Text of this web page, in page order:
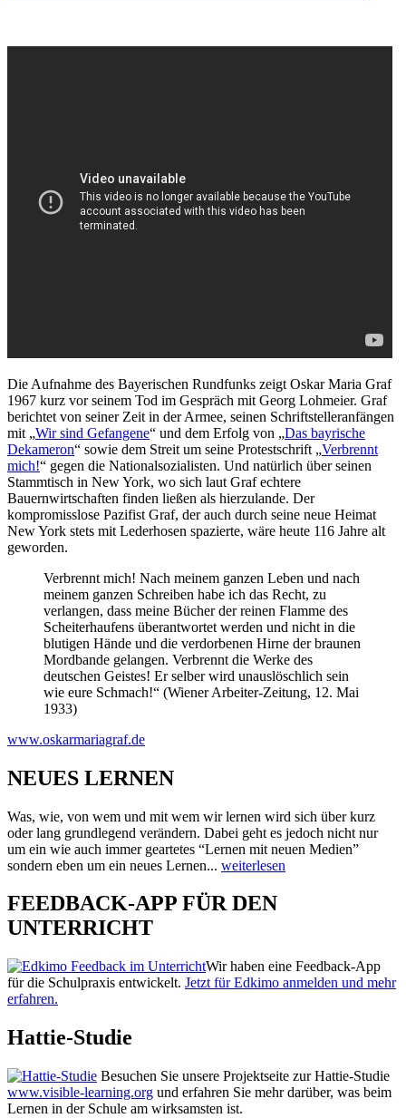
Die Aufnahme des Bayerischen Rundfunks zeigt Oskar Maria Graf
1967 kurz vor seinem Tod im Gespräch mit Georg Lohmeier. Graf
berichtet von seiner Zeit in der Armee, seinen Schriftstelleranfängen
mit „Wir sind Gefangene“ und dem Erfolg von „Das bayrische
Dekameron“ sowie dem Streit um seine Protestschrift „Verbrennt
mich!“ gegen die Nationalsozialisten. Und natürlich über seinen
Stammtisch in New York, wo sich laut Graf echtere
Bauernwirtschaften finden ließen als hierzulande. Der
kompromisslose Pazifist Graf, der auch durch seine neue Heimat
New York stets mit Lederhosen spazierte, wäre heute 116 Jahre alt
geworden.
Verbrennt mich! Nach meinem ganzen Leben und nach
meinem ganzen Schreiben habe ich das Recht, zu
verlangen, dass meine Bücher der reinen Flamme des
Scheiterhaufens überantwortet werden und nicht in die
blutigen Hände und die verdorbenen Hirne der braunen
Mordbande gelangen. Verbrennt die Werke des
deutschen Geistes! Er selber wird unauslöschlich sein
wie eure Schmach!“ (Wiener Arbeiter-Zeitung, 12. Mai
1933)
www.oskarmariagraf.de
NEUES LERNEN
Was, wie, von wem und mit wem wir lernen wird sich über kurz
oder lang grundlegend verändern. Dabei geht es jedoch nicht nur
um ein wie auch immer geartetes “Lernen mit neuen Medien”
sondern eben um ein neues Lernen... weiterlesen
FEEDBACK-APP FÜR DEN
UNTERRICHT
Wir haben eine Feedback-App
für die Schulpraxis entwickelt. Jetzt für Edkimo anmelden und mehr
erfahren.
Hattie-Studie
Besuchen Sie unsere Projektseite zur Hattie-Studie
www.visible-learning.org und erfahren Sie mehr darüber, was beim
Lernen in der Schule am wirksamsten ist.